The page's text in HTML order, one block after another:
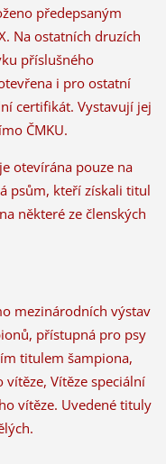
předepsaným
Na ostatních druzích
příslušného
i pro ostatní
certifikát. Vystavují jej
ČMKU.
otevírána pouze na
psům, kteří získali titul
některé ze členských
mezinárodních výstav
přístupná pro psy
titulem šampiona,
Vítěze speciální
vítěze. Uvedené tituly